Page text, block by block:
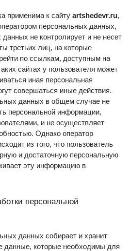
применима к сайту artshedevr.ru,
персональных данных,
не контролирует и не несет
третьих лиц, на которые
по ссылкам, доступным на
сайтах у пользователя может
иная персональная
совершаться иные действия.
данных в общем случае не
персональной информации,
и не осуществляет
Однако оператор
из того, что пользователь
и достаточную персональную
эту информацию в
персональной
данных собирает и хранит
данные, которые необходимы для